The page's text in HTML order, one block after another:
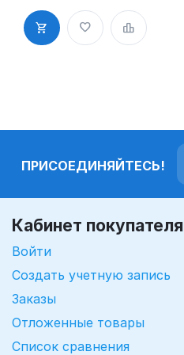
всех видов
бумаг и
картонов,
ПРИСОЕДИНЯЙТЕСЬ!
Кабинет покупателя
Войти
Создать учетную запись
Заказы
Отложенные товары
Список сравнения